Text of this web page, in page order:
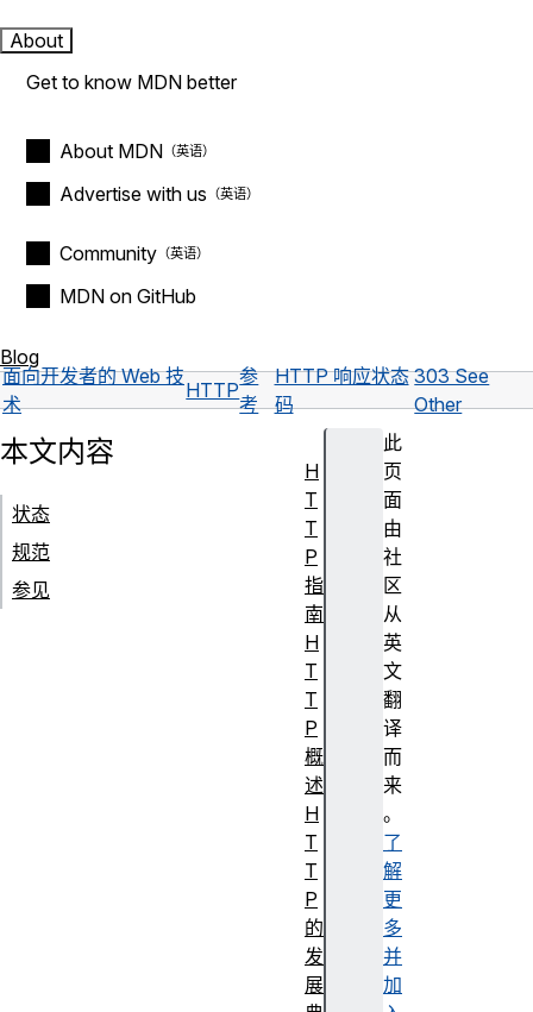
About
Get to know MDN better
About MDN
Advertise with us
Community
MDN on GitHub
Blog
面向开发者的 Web 技
术
HTTP
参
考
HTTP 响应状态
码
303 See
Other
此
页
面
由
社
区
从
英
文
翻
译
而
来
。
了
解
更
多
并
加
本文内容
状态
规范
参见
H
T
T
P
指
南
H
T
T
P
概
述
H
T
T
P
的
发
展